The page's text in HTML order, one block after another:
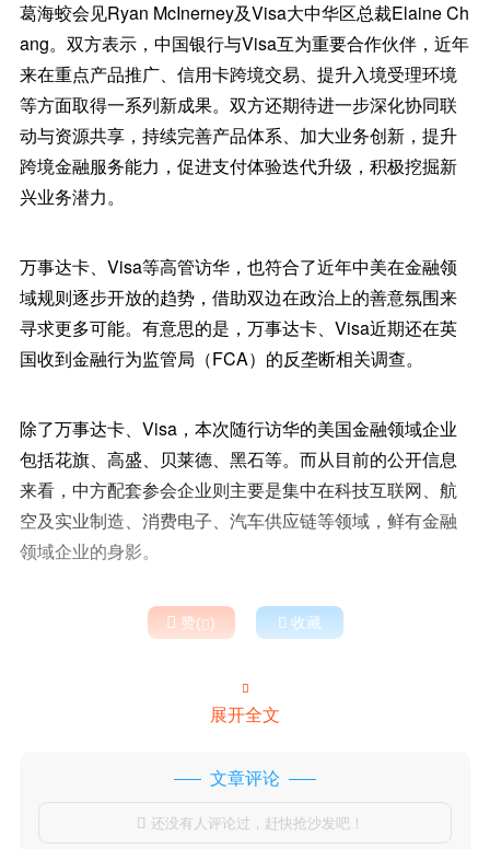
葛海蛟会见Ryan McInerney及Visa大中华区总裁Elaine Ch
ang。双方表示，中国银行与Visa互为重要合作伙伴，近年
来在重点产品推广、信用卡跨境交易、提升入境受理环境
等方面取得一系列新成果。双方还期待进一步深化协同联
动与资源共享，持续完善产品体系、加大业务创新，提升
跨境金融服务能力，促进支付体验迭代升级，积极挖掘新
兴业务潜力。
万事达卡、Visa等高管访华，也符合了近年中美在金融领
域规则逐步开放的趋势，借助双边在政治上的善意氛围来
寻求更多可能。有意思的是，万事达卡、Visa近期还在英
国收到金融行为监管局（FCA）的反垄断相关调查。
除了万事达卡、Visa，本次随行访华的美国金融领域企业
包括花旗、高盛、贝莱德、黑石等。而从目前的公开信息
来看，中方配套参会企业则主要是集中在科技互联网、航
空及实业制造、消费电子、汽车供应链等领域，鲜有金融
领域企业的身影。
 赞()  收藏

展开全文
文章评论
 还没有人评论过，赶快抢沙发吧！